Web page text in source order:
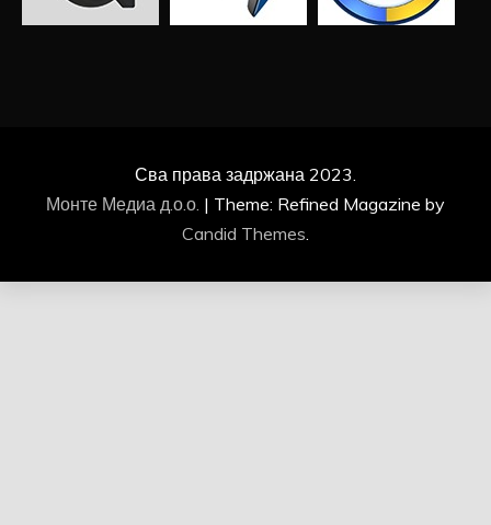
Сва права задржана 2023.
Монте Медиа д.о.о. | Theme: Refined Magazine by
Candid Themes